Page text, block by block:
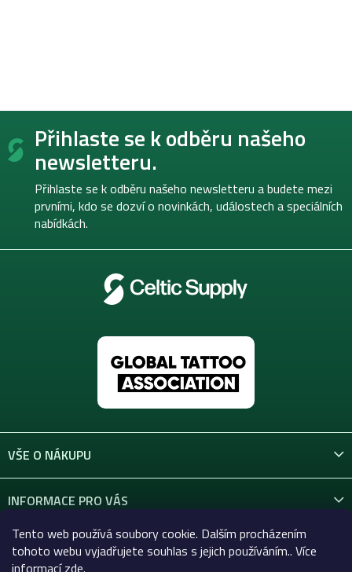
Tento web používá soubory cookie. Dalším procházením
tohoto webu vyjadřujete souhlas s jejich používáním.. Více
informacízde.
Z
Přihlaste se k odběru našeho
newsletteru.
Přihlaste se k odběru našeho newsletteru a budete mezi
prvními, kdo se dozví o novinkách, událostech a speciálních
nabídkách.
VŠE O NÁKUPU
INFORMACE PRO VÁS
KONTAKT